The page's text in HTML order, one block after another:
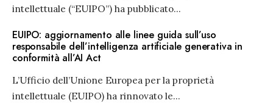
intellettuale (“EUIPO”) ha pubblicato...
EUIPO: aggiornamento alle linee guida sull’uso
responsabile dell’intelligenza artificiale generativa in
conformità all’AI Act
L’Ufficio dell’Unione Europea per la proprietà
intellettuale (EUIPO) ha rinnovato le...